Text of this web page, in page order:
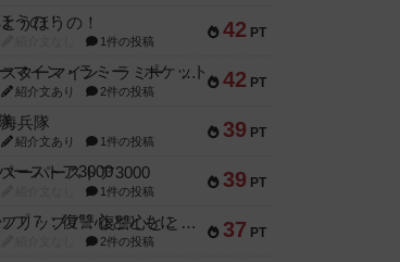
42 PT
とうほうの！
1件の投稿
42 PT
スターマイン・ラミー ポケット
紹介文あり 2件の投稿
39 PT
海兵隊
紹介文あり 1件の投稿
39 PT
スーパーストア3000
1件の投稿
37 PT
フリップ７：復讐心とともに
2件の投稿